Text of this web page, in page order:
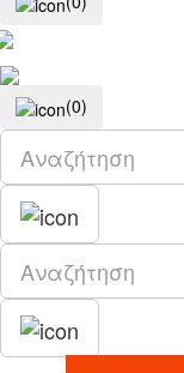
(0)